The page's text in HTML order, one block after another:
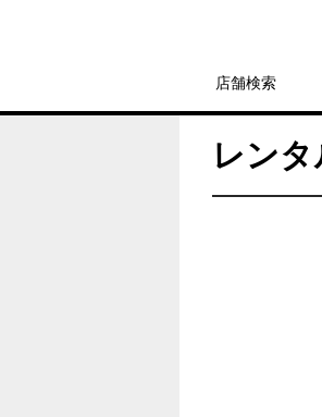
店舗検索
レン